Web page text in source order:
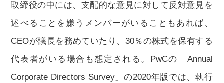
取締役の中には、支配的な意見に対して反対意見を
述べることを嫌うメンバーがいることもあれば、
CEOが議長を務めていたり、30％の株式を保有する
代表者がいる場合も想定される。PwCの「Annual
Corporate Directors Survey」の2020年版では、執行